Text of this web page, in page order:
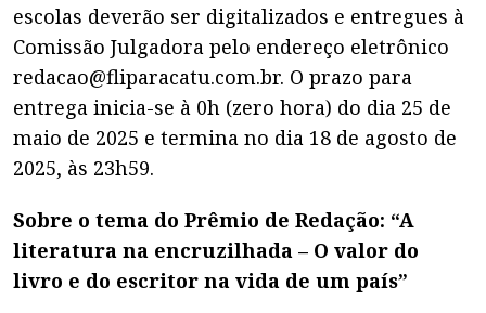
escolas deverão ser digitalizados e entregues à
Comissão Julgadora pelo endereço eletrônico
redacao@fliparacatu.com.br. O prazo para
entrega inicia-se à 0h (zero hora) do dia 25 de
maio de 2025 e termina no dia 18 de agosto de
2025, às 23h59.
Sobre o tema do Prêmio de Redação: “A
literatura na encruzilhada – O valor do
livro e do escritor na vida de um país”